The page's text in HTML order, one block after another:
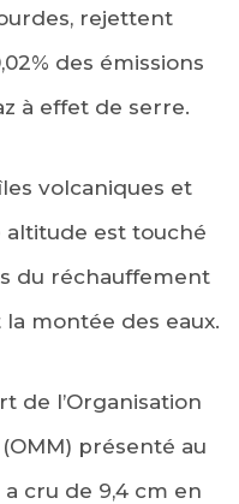
rejettent
des émissions
à effet de serre.
volcaniques et
altitude est touché
du réchauffement
montée des eaux.
de l’Organisation
présenté au
cru de 9,4 cm en